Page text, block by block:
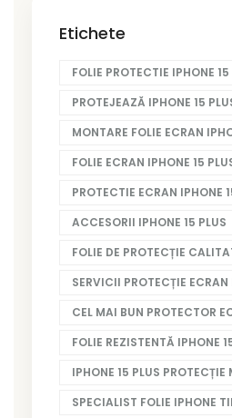
Etichete
FOLIE PROTECTIE IPHONE 15
PROTEJEAZĂ IPHONE 15
MONTARE FOLIE ECRAN
FOLIE ECRAN IPHONE 15
PROTECTIE ECRAN IPHONE
ACCESORII IPHONE 15 PLUS
FOLIE DE PROTECȚIE
SERVICII PROTECȚIE ECRAN
CEL MAI BUN PROTECTOR
FOLIE REZISTENTĂ IPHONE
IPHONE 15 PLUS PROTECȚIE
SPECIALIST FOLIE IPHONE